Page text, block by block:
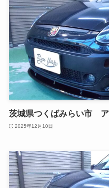
茨城県つくばみらい市 ア
2025年12月10日